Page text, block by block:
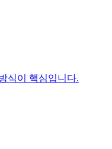
식이 핵심입니다.